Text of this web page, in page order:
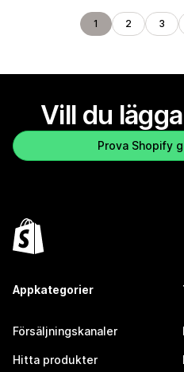
1 2 3
Vill du
Prova Shopify
Appkategorier
Försäljningskanaler
Hitta produkter